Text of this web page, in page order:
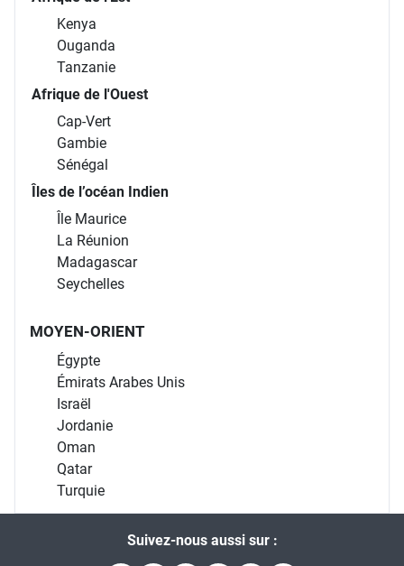
Kenya
Ouganda
Tanzanie
Afrique de l'Ouest
Cap-Vert
Gambie
Sénégal
Îles de l’océan Indien
Île Maurice
La Réunion
Madagascar
Seychelles
MOYEN-ORIENT
Égypte
Émirats Arabes Unis
Israël
Jordanie
Oman
Qatar
Turquie
Suivez-nous aussi sur :